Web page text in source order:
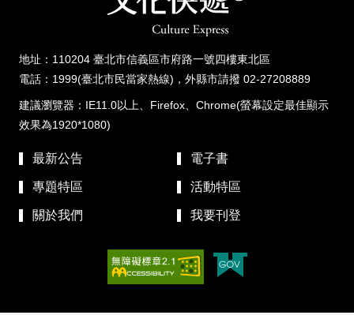
地址：110204 臺北市信義區市府路一號四樓東北區
電話：1999(臺北市民當家熱線)，外縣市請撥 02-27208889
建議瀏覽器：IE11.0以上、Firefox、Chrome(螢幕設定最佳顯示
效果為1920*1080)
最新公告 電子書
專題特區 活動特區
關於我們 我要刊登